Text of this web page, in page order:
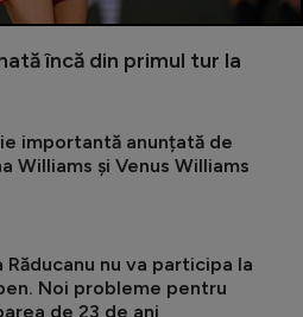
încă din primul tur la
importantă anunțată de
Williams și Venus Williams
Răducanu nu va participa la
Noi probleme pentru
de 23 de ani